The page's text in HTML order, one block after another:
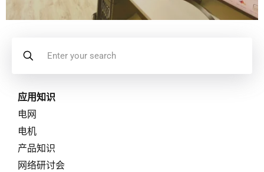
应用知识
电网
电机
产品知识
网络研讨会